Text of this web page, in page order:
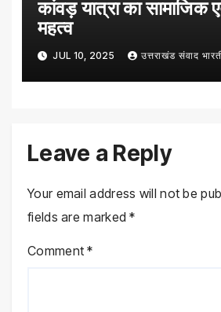
कांवड़ यात्रा का सामाजिक
महत्व
JUL 10, 2025 उत्तराखंड संवाद
Leave a Reply
Your email address will not be
fields are marked*
Comment*